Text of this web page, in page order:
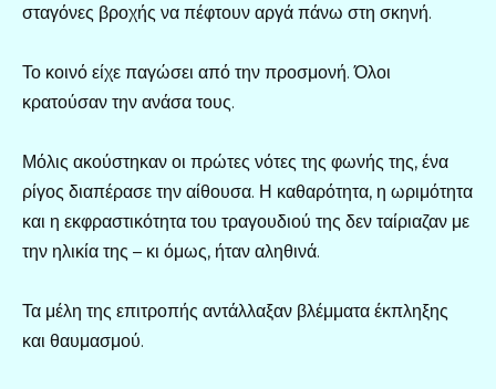
σταγόνες βροχής να πέφτουν αργά πάνω στη σκηνή.
Το κοινό είχε παγώσει από την προσμονή. Όλοι
κρατούσαν την ανάσα τους.
Μόλις ακούστηκαν οι πρώτες νότες της φωνής της, ένα
ρίγος διαπέρασε την αίθουσα. Η καθαρότητα, η ωριμότητα
και η εκφραστικότητα του τραγουδιού της δεν ταίριαζαν με
την ηλικία της – κι όμως, ήταν αληθινά.
Τα μέλη της επιτροπής αντάλλαξαν βλέμματα έκπληξης
και θαυμασμού.